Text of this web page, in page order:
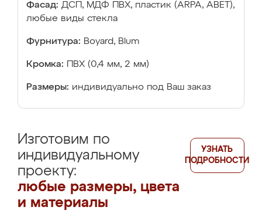
Фасад: ДСП, МДФ ПВХ, пластик (ARPA, ABET),
любые виды стекла
Фурнитура: Boyard, Blum
Кромка: ПВХ (0,4 мм, 2 мм)
Размеры: индивидуально под Ваш заказ
Изготовим по
индивидуальному
проекту:
любые размеры, цвета
и материалы
УЗНАТЬ
ПОДРОБНОСТИ